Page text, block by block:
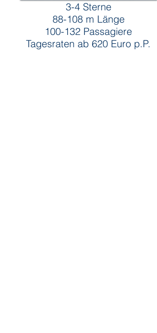
3-4 Sterne
88-108 m Länge
100-132 Passagiere
Tagesraten ab 620 Euro p.P.